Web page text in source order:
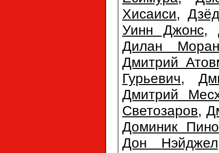
Хисаиси,
Уинн Джонс,
Дилан Моран
Дмитрий
Гурьевич,
Дмитрий
Светозаров,
Доминик
Дон Нэйджел